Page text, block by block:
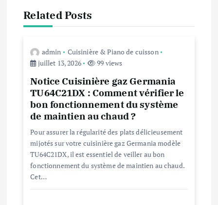
Related Posts
admin
Cuisinière & Piano de cuisson
juillet 13, 2026
99 views
Notice Cuisinière gaz Germania
TU64C21DX : Comment vérifier le
bon fonctionnement du système
de maintien au chaud ?
Pour assurer la régularité des plats délicieusement
mijotés sur votre cuisinière gaz Germania modèle
TU64C21DX, il est essentiel de veiller au bon
fonctionnement du système de maintien au chaud.
Cet…